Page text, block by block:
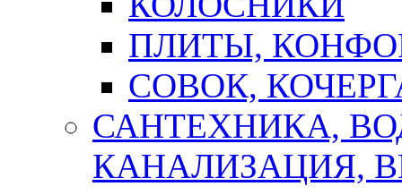
ПЛИТЫ,
СОВОК,
САНТЕХНИКА,
КАНАЛИЗАЦИЯ,